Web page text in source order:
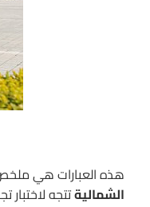
هذه العبارات هي ملخص
الشماليةتتجه